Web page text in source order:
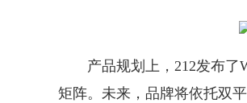
产品规划上，212发布了
矩阵。未来，品牌将依托双